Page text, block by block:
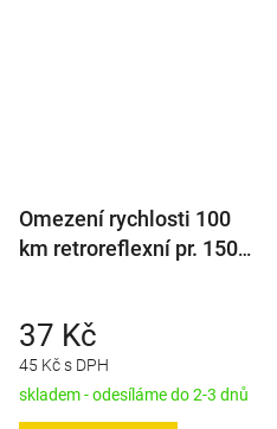
Omezení rychlosti 100
km retroreflexní pr. 150
45 Kč s DPH
37 Kč
skladem - odesíláme do 2-3 dnů